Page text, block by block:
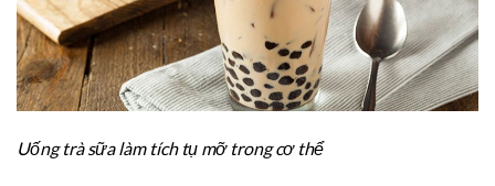
Uống trà sữa làm tích tụ mỡ trong cơ thể